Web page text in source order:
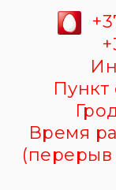
Пункт
Время
(перерыв